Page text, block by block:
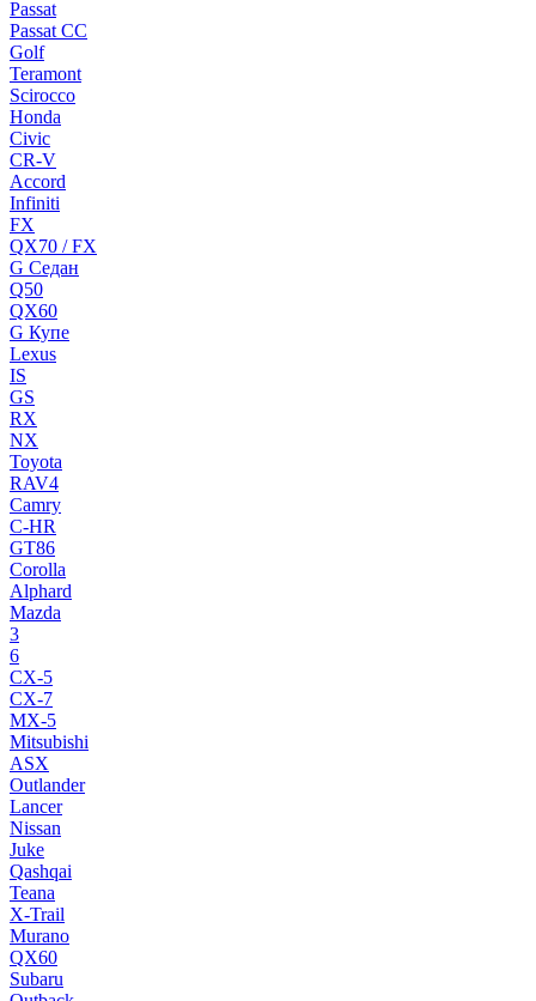
Passat
Passat CC
Golf
Teramont
Scirocco
Honda
Civic
CR-V
Accord
Infiniti
FX
QX70 / FX
G Cедан
Q50
QX60
G Купе
Lexus
IS
GS
RX
NX
Toyota
RAV4
Camry
C-HR
GT86
Corolla
Alphard
Mazda
3
6
CX-5
CX-7
MX-5
Mitsubishi
ASX
Outlander
Lancer
Nissan
Juke
Qashqai
Teana
X-Trail
Murano
QX60
Subaru